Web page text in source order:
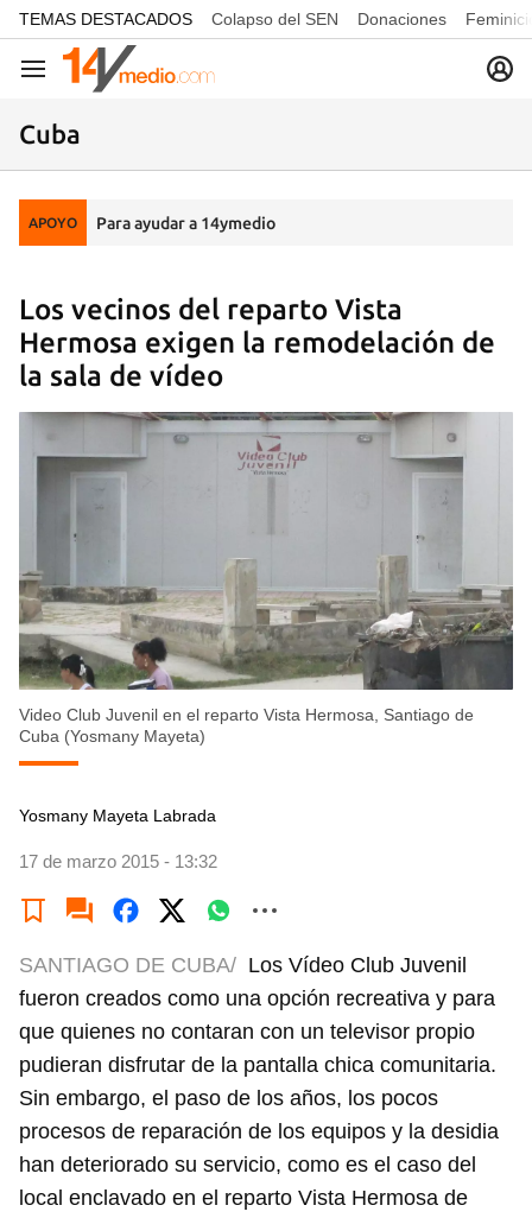
common.go-to-content
TEMAS DESTACADOS Colapso del SEN Donaciones
Navegación
Cuba
APOYO Para ayudar a 14ymedio
Los vecinos del reparto Vista
Hermosa exigen la remodelación de
la sala de vídeo
Video Club Juvenil en el reparto Vista Hermosa, Santiago de
Cuba (Yosmany Mayeta)
Yosmany Mayeta Labrada
17 de marzo 2015 - 13:32
SANTIAGO DE CUBA/ Los Vídeo Club Juvenil
fueron creados como una opción recreativa y para
que quienes no contaran con un televisor propio
pudieran disfrutar de la pantalla chica comunitaria.
Sin embargo, el paso de los años, los pocos
procesos de reparación de los equipos y la desidia
han deteriorado su servicio, como es el caso del
local enclavado en el reparto Vista Hermosa de